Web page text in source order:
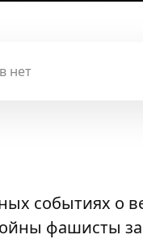
нет
событиях о
фашисты